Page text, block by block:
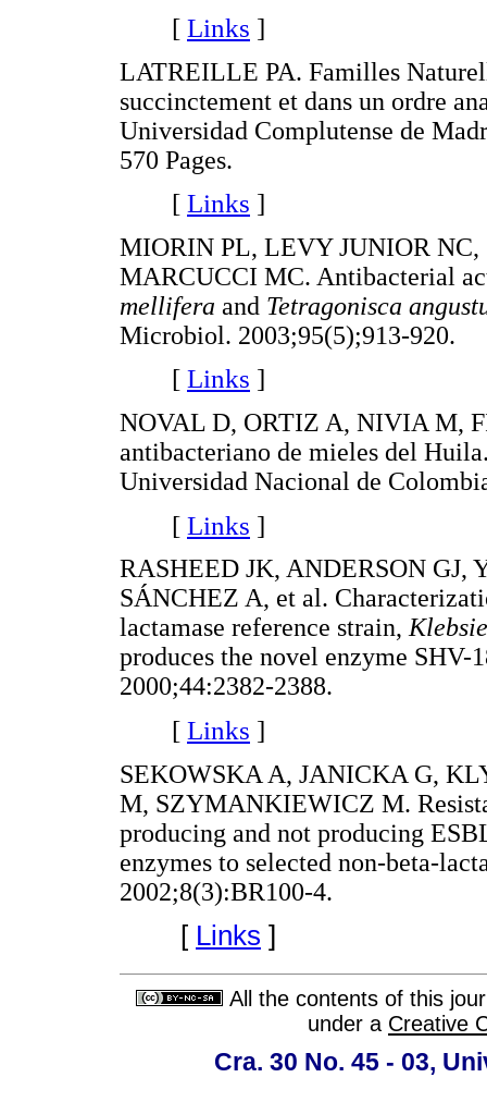
[ Links ]
LATREILLE PA. Familles
succinctement et dans un ordre
Universidad Complutense de
570 Pages.
[ Links ]
MIORIN PL, LEVY JUNIOR
MARCUCCI MC. Antibacterial
mellifera and Tetragonisca
Microbiol. 2003;95(5);913-920.
[ Links ]
NOVAL D, ORTIZ A, NIVIA M,
antibacteriano de mieles del
Universidad Nacional de
[ Links ]
RASHEED JK, ANDERSON
SÁNCHEZ A, et al.
lactamase reference strain,
produces the novel enzyme
2000;44:2382-2388.
[ Links ]
SEKOWSKA A, JANICKA G,
M, SZYMANKIEWICZ M.
producing and not producing
enzymes to selected non-beta-
2002;8(3):BR100-4.
[ Links ]
All the contents of this
under a Creative
Cra. 30 No. 45 - 03,